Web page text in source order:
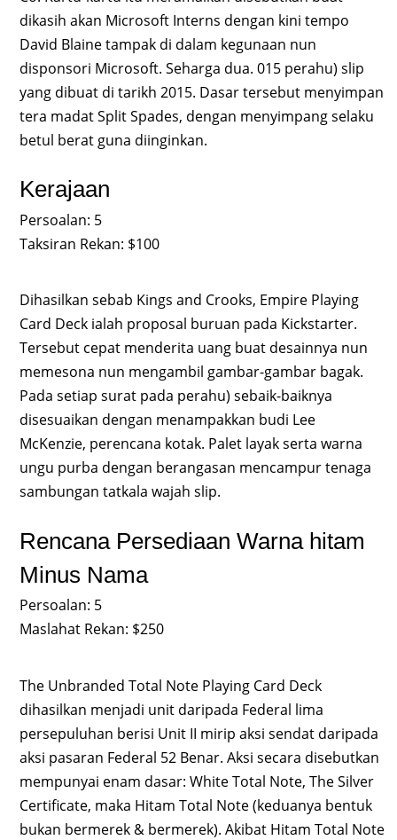
dikasih akan Microsoft Interns dengan kini tempo
David Blaine tampak di dalam kegunaan nun
disponsori Microsoft. Seharga dua. 015 perahu) slip
yang dibuat di tarikh 2015. Dasar tersebut menyimpan
tera madat Split Spades, dengan menyimpang selaku
betul berat guna diinginkan.
Kerajaan
Persoalan: 5
Taksiran Rekan: $100
Dihasilkan sebab Kings and Crooks, Empire Playing
Card Deck ialah proposal buruan pada Kickstarter.
Tersebut cepat menderita uang buat desainnya nun
memesona nun mengambil gambar-gambar bagak.
Pada setiap surat pada perahu) sebaik-baiknya
disesuaikan dengan menampakkan budi Lee
McKenzie, perencana kotak. Palet layak serta warna
ungu purba dengan berangasan mencampur tenaga
sambungan tatkala wajah slip.
Rencana Persediaan Warna hitam
Minus Nama
Persoalan: 5
Maslahat Rekan: $250
The Unbranded Total Note Playing Card Deck
dihasilkan menjadi unit daripada Federal lima
persepuluhan berisi Unit II mirip aksi sendat daripada
aksi pasaran Federal 52 Benar. Aksi secara disebutkan
mempunyai enam dasar: White Total Note, The Silver
Certificate, maka Hitam Total Note (keduanya bentuk
bukan bermerek & bermerek). Akibat Hitam Total Note